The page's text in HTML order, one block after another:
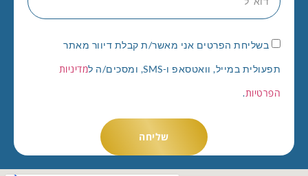
בשליחת הפרטים אני מאשר/ת קבלת דיוור מאתר
תפעולית במייל, וואטסאפ ו-SMS, ומסכים/ה ל
מדיניות
הפרטיות.
שליחה